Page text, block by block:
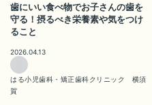
歯にいい食べ物でお子さんの歯を
守る！摂るべき栄養素や気をつけ
ること
2026.04.13
はる小児歯科・矯正歯科クリニック 横須
賀